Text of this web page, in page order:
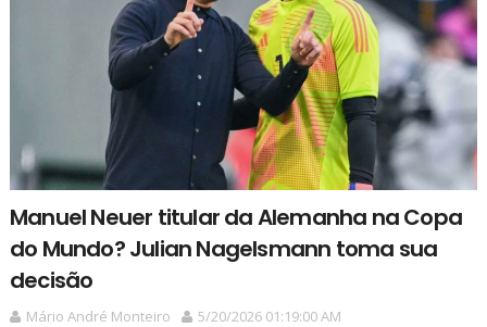
Manuel Neuer titular da Alemanha na Copa
do Mundo? Julian Nagelsmann toma sua
decisão
Mário André Monteiro
5/20/2026 01:19:00 AM